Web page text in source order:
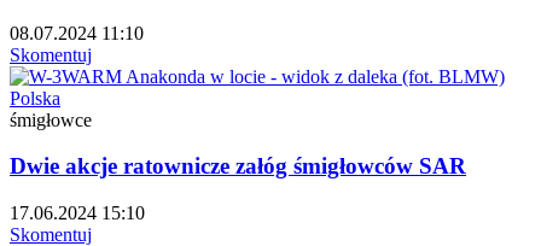
08.07.2024 11:10
Skomentuj
Polska
śmigłowce
Dwie akcje ratownicze załóg śmigłowców SAR
17.06.2024 15:10
Skomentuj